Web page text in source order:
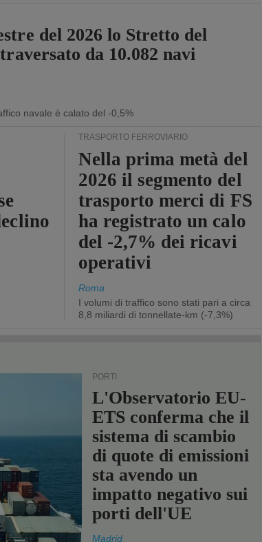
del 2026 lo Stretto del
da 10.082 navi
navale è calato del -0,5%
TRASPORTO FERROVIARIO
Nella prima metà del
2026 il segmento del
trasporto merci di FS
ha registrato un calo
del -2,7% dei ricavi
operativi
Roma
I volumi di traffico sono stati pari a circa
8,8 miliardi di tonnellate-km (-7,3%)
PORTI
L'Observatorio EU-
ETS conferma che il
sistema di scambio
di quote di emissioni
sta avendo un
impatto negativo sui
porti dell'UE
Madrid